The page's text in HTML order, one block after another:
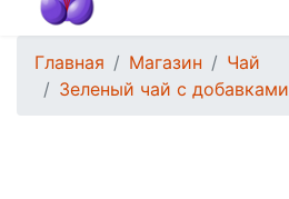
Главная Магазин
Чай
Зеленый чай с добавками